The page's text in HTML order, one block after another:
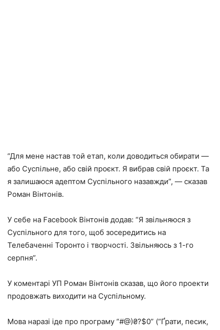
“Для мене настав той етап, коли доводиться обирати —
або Суспільне, або свій проєкт. Я вибрав свій проєкт. Та
я залишаюся адептом Суспільного назавжди”, — сказав
Роман Вінтонів.
У себе на Facebook Вінтонів додав: “Я звільняюся з
Суспільного для того, щоб зосередитись на
Телебаченні Торонто і творчості. Звільняюсь з 1-го
серпня”.
У коментарі УП Роман Вінтонів сказав, що його проекти
продовжать виходити на Суспільному.
Мова наразі іде про програму “#@)₴?$0” (“Ґрати, песик,